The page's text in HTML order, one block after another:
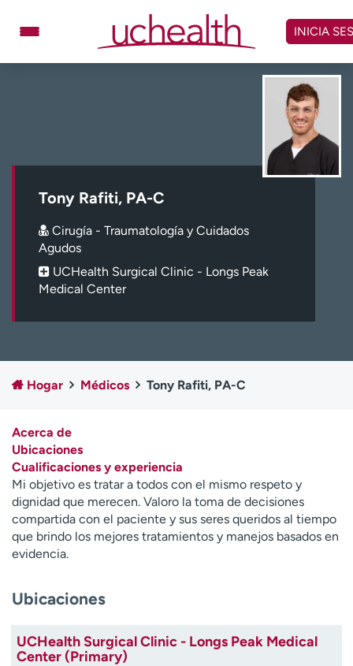
contenido
Facturación y precios
Carreras
Inicie sesión en My Health Connection
Ready. Set. CO.
Ensayos clínicos
Empleados
Profesionales
comunicación
Contáctenos
A
y
ú
d
a
e
n
INICIA
Tony Rafiti, PA-C
Cirugía - Traumatología y Cuidados
Agudos
UCHealth Surgical Clinic - Longs Peak
Medical Center
Hogar Médicos Tony Rafiti, PA-C
Acerca de
Ubicaciones
Cualificaciones y experiencia
Mi objetivo es tratar a todos con el mismo respeto y
dignidad que merecen. Valoro la toma de decisiones
compartida con el paciente y sus seres queridos al tiempo
que brindo los mejores tratamientos y manejos basados en
evidencia.
Ubicaciones
UCHealth Surgical Clinic - Longs Peak Medical
Center (Primary)